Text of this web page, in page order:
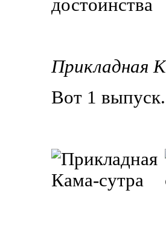
Прикладная
Вот 1 выпуск.